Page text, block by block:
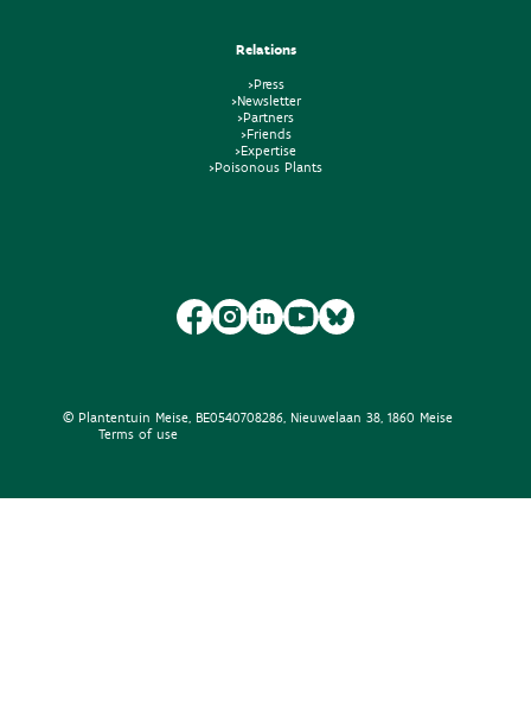
Relations
>Press
>Newsletter
>Partners
>Friends
>Expertise
>Poisonous Plants
© Plantentuin Meise, BE0540708286, Nieuwelaan 38, 1860 Meise
Terms of use